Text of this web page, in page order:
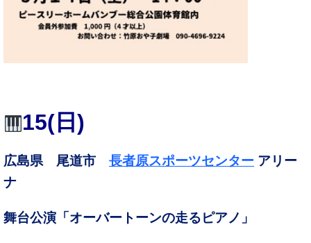
15(日)
広島県 尾道市 長者原スポーツセンター アリー
ナ
舞台公演「オーバートーンの走るピアノ」